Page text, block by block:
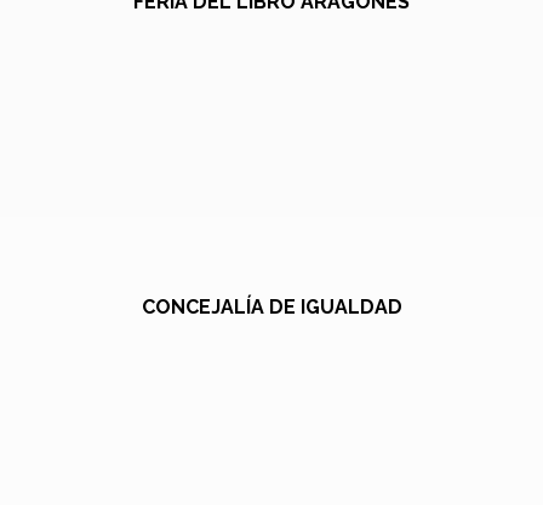
CONCEJALÍA DE IGUALDAD